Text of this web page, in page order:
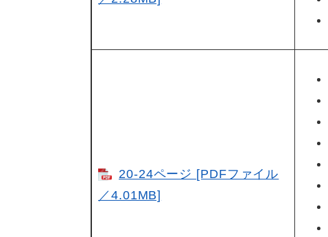
20-24ページ [PDFファイル
／4.01MB]